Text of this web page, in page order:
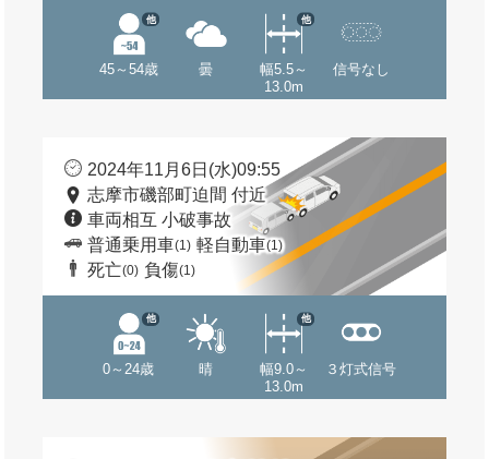
45～54歳
他
曇
幅5.5～
13.0m
他
信号なし
2024年11月6日(水)09:55
志摩市磯部町迫間 付近
車両相互 小破事故
普通乗用車(1) 軽自動車(1)
死亡(0) 負傷(1)
0～24歳
他
晴
幅9.0～
13.0m
他
３灯式信号